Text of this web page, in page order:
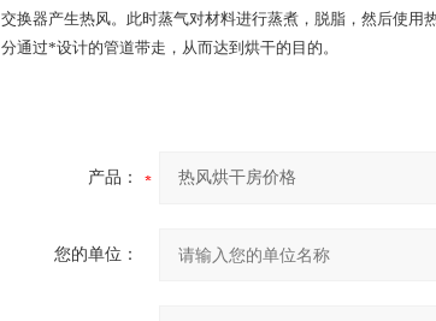
交换器产生热风。此时蒸气对材料进行蒸煮，脱脂，然后使
分通过*设计的管道带走，从而达到烘干的目的。
产品：
您的单位：